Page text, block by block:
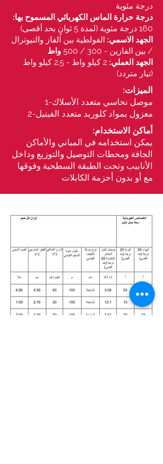
درجة مئوية
درجة حرارة الماس الكهربائي المسموح بها:
160 درجة مئوية (لمدة 5 ثوانٍ بحد أقصى)
الجهد الاسمي: الفولطية بين الفاز والنيوترال
/ بين الفازين - 300 / 500
واط
الجهد العملي:
2 كيلو واط - 2.5 كيلو واط
(تيار متردد)
:الميزات
1-موصل نحاسي متعدد الأسلاك
2-معزول بمواد كلوريد متعد​د الفينيل
:أماكن الاستخدام
يمكن استخدامه في المباني والأماكن
الجافة ومحطات التوصيل والتوزيع وداخل
الأنابيب وتحت الطبقة السطحية وفوقها
مع أو بدون أحزمة الكابلات